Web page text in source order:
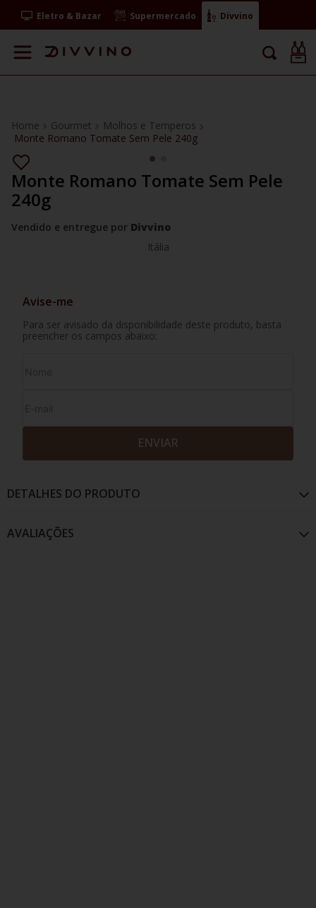
Eletro & Bazar Supermercado Divvino
Gourmet
Molhos e Temperos
Monte Romano Tomate Sem Pele 240g
Monte Romano Tomate Sem Pele
240g
Vendido e entregue por Divvino
Itália
Avise-me
Para ser avisado da disponibilidade deste produto, basta
preencher os campos abaixo:
ENVIAR
DETALHES DO PRODUTO
AVALIAÇÕES